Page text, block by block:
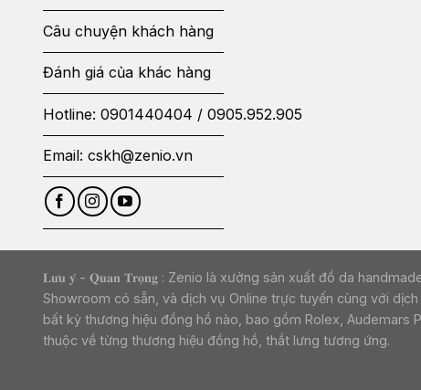
Câu chuyện khách hàng
Đánh giá của khác hàng
Hotline: 0901440404 / 0905.952.905
Email: cskh@zenio.vn
𝐋𝐮̛𝐮 𝐲́ - 𝐐𝐮𝐚𝐧 𝐓𝐫𝐨̣𝐧𝐠 : Zenio là xưởng sản xuất đồ da
Showroom có sẵn, và dịch vụ Online trực tuyến cùng với
bất kỳ thương hiệu đồng hồ nào, bao gồm Rolex, Audemars
thuộc về từng thương hiệu đồng hồ, thắt lưng tương ứng.